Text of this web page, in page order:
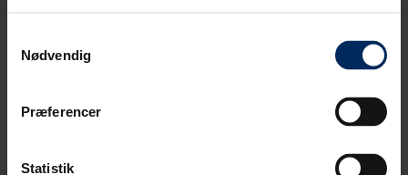
Nødvendig
Præferencer
Statistik